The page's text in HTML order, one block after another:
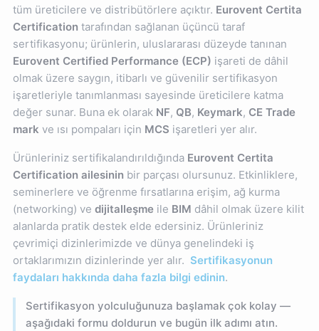
tüm üreticilere ve distribütörlere açıktır. Eurovent Certita
Certification tarafından sağlanan üçüncü taraf
sertifikasyonu; ürünlerin, uluslararası düzeyde tanınan
Eurovent Certified Performance (ECP) işareti de dâhil
olmak üzere saygın, itibarlı ve güvenilir sertifikasyon
işaretleriyle tanımlanması sayesinde üreticilere katma
değer sunar. Buna ek olarak NF, QB, Keymark, CE Trade
mark ve ısı pompaları için MCS işaretleri yer alır.
Ürünleriniz sertifikalandırıldığında Eurovent Certita
Certification ailesinin bir parçası olursunuz. Etkinliklere,
seminerlere ve öğrenme fırsatlarına erişim, ağ kurma
(networking) ve dijitalleşme ile BIM dâhil olmak üzere kilit
alanlarda pratik destek elde edersiniz. Ürünleriniz
çevrimiçi dizinlerimizde ve dünya genelindeki iş
ortaklarımızın dizinlerinde yer alır. Sertifikasyonun
faydaları hakkında daha fazla bilgi edinin.
Sertifikasyon yolculuğunuza başlamak çok kolay —
aşağıdaki formu doldurun ve bugün ilk adımı atın.